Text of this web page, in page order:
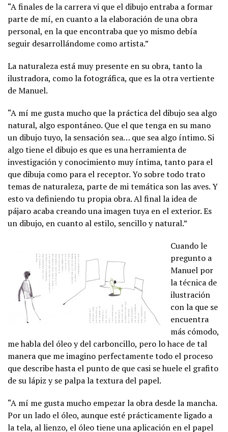
“A finales de la carrera vi que el dibujo entraba a formar
parte de mí, en cuanto a la elaboración de una obra
personal, en la que encontraba que yo mismo debía
seguir desarrollándome como artista.”
La naturaleza está muy presente en su obra, tanto la
ilustradora, como la fotográfica, que es la otra vertiente
de Manuel.
“A mí me gusta mucho que la práctica del dibujo sea algo
natural, algo espontáneo. Que el que tenga en su mano
un dibujo tuyo, la sensación sea… que sea algo íntimo. Si
algo tiene el dibujo es que es una herramienta de
investigación y conocimiento muy íntima, tanto para el
que dibuja como para el receptor. Yo sobre todo trato
temas de naturaleza, parte de mi temática son las aves. Y
esto va definiendo tu propia obra. Al final la idea de
pájaro acaba creando una imagen tuya en el exterior. Es
un dibujo, en cuanto al estilo, sencillo y natural.”
Cuando le
pregunto a
Manuel por
la técnica de
ilustración
con la que se
encuentra
más cómodo,
me habla del óleo y del carboncillo, pero lo hace de tal
manera que me imagino perfectamente todo el proceso
que describe hasta el punto de que casi se huele el grafito
de su lápiz y se palpa la textura del papel.
“A mí me gusta mucho empezar la obra desde la mancha.
Por un lado el óleo, aunque esté prácticamente ligado a
la tela, al lienzo, el óleo tiene una aplicación en el papel